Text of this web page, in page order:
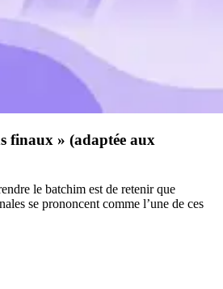
finaux » (adaptée aux
le batchim est de retenir que
se prononcent comme l’une de ces